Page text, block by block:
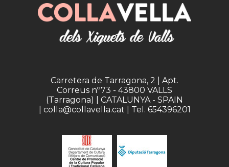
Carretera de Tarragona, 2 | Apt.
Correus nº73 - 43800 VALLS
(Tarragona) | CATALUNYA - SPAIN
| colla@collavella.cat | Tel. 654396201